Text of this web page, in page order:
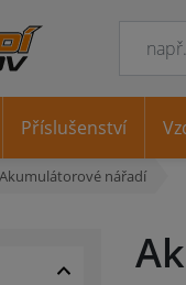
Akumulátorové nářadí
Příslušenství